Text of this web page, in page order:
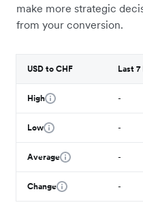
make more strategic
from your conversion.
USD to CHF Last 7
High -
Low -
Average -
Change -